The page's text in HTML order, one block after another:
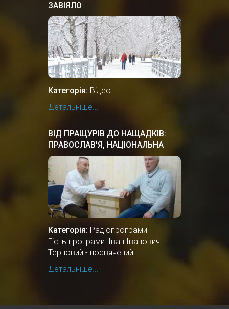
ЗАВІЯЛО
Категорія: Відео
Детальніше...
ВІД ПРАЩУРІВ ДО НАЩАДКІВ:
ПРАВОСЛАВ'Я, НАЦІОНАЛЬНА
КУЛЬТУРА ПРАУКРАЇНИ
Категорія: Радіопрограми
Гість програми: Іван Іванович
Терновий - посвячений...
Детальніше...